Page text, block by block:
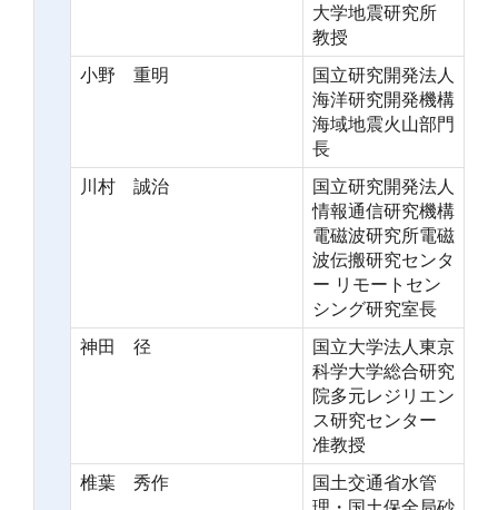
大学地震研究所
教授
小野 重明
国立研究開発法人
海洋研究開発機構
海域地震火山部門
長
川村 誠治
国立研究開発法人
情報通信研究機構
電磁波研究所電磁
波伝搬研究センタ
ー リモートセン
シング研究室長
神田 径
国立大学法人東京
科学大学総合研究
院多元レジリエン
ス研究センター
准教授
椎葉 秀作
国土交通省水管